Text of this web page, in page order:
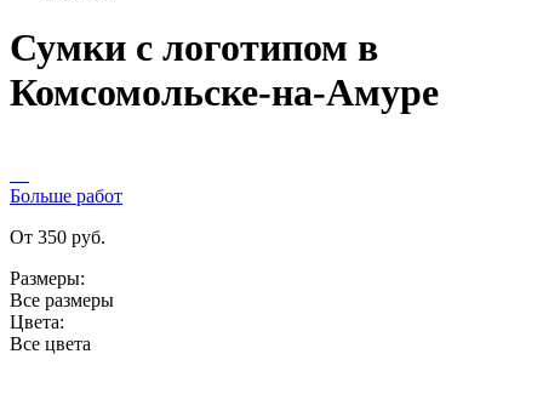
Сумки с логотипом в
Комсомольске-на-Амуре
Больше работ
От 350 руб.
Размеры:
Все размеры
Цвета:
Все цвета